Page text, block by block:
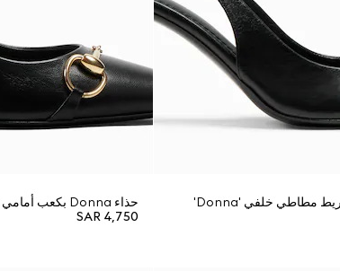
حذاء بكعب عالٍ وشريط مطاطي خلفي 'Donna'
حذاء Donna بكعب أمامي عالٍ للنساء
SAR 4,750